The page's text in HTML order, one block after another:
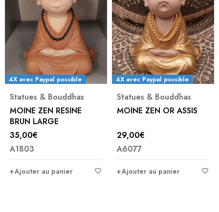
4X avec Paypal possible
Statues & Bouddhas
MOINE ZEN RESINE
BRUN LARGE
35,00€
A1803
Ajouter au panier
4X avec Paypal possible
Statues & Bouddhas
MOINE ZEN OR ASSIS
29,00€
A6077
Ajouter au panier